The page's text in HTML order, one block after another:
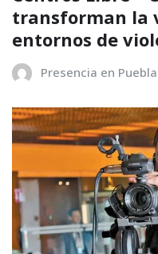
transforman la
entornos de
Presencia en Puebla